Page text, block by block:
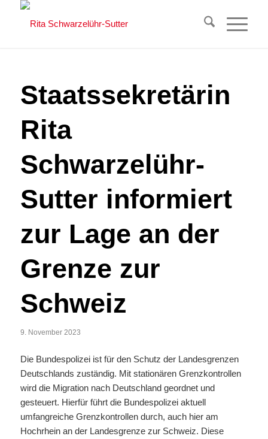
Staatssekretärin
Rita
Schwarzelühr-
Sutter informiert
zur Lage an der
Grenze zur
Schweiz
9. November 2023
Die Bundespolizei ist für den Schutz der Landesgrenzen
Deutschlands zuständig. Mit stationären Grenzkontrollen
wird die Migration nach Deutschland geordnet und
gesteuert. Hierfür führt die Bundespolizei aktuell
umfangreiche Grenzkontrollen durch, auch hier am
Hochrhein an der Landesgrenze zur Schweiz. Diese